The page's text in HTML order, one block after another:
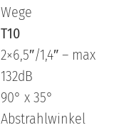
Wege
T10
2×6,5″/1,4″ – max
132dB
90° x 35°
Abstrahlwinkel